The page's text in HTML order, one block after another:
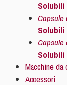
Solubili
Capsule
Solubili
Capsule
Solubili
Macchine da
Accessori